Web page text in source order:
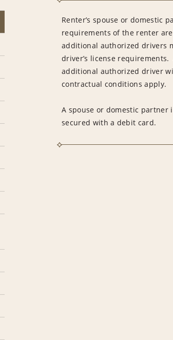
Renter’s spouse or domestic
requirements of the renter
additional authorized drivers
driver’s license
additional authorized driver
contractual conditions apply.
A spouse or domestic
secured with a debit card.